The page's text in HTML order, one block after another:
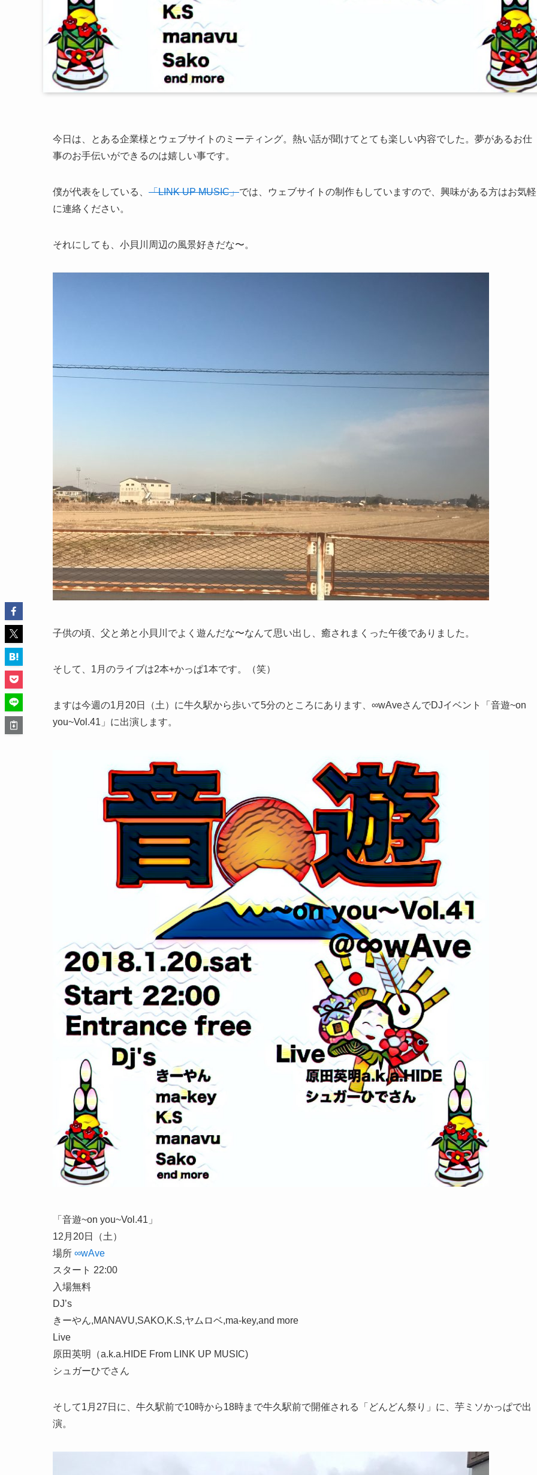
今日は、とある企業様とウェブサイトのミーティング。熱い話が聞けてとても楽しい内容でした。夢があるお仕
事のお手伝いができるのは嬉しい事です。
僕が代表をしている、 「LINK UP MUSIC」では、ウェブサイトの制作もしていますので、興味がある方はお気軽
に連絡ください。
それにしても、小貝川周辺の風景好きだな〜。
子供の頃、父と弟と小貝川でよく遊んだな〜なんて思い出し、癒されまくった午後でありました。
そして、1月のライブは2本+かっぱ1本です。（笑）
ますは今週の1月20日（土）に牛久駅から歩いて5分のところにあります、∞wAveさんでDJイベント「音遊~on
you~Vol.41」に出演します。
「音遊~on you~Vol.41」
12月20日（土）
場所 ∞wAve
スタート 22:00
入場無料
DJ’s
きーやん,MANAVU,SAKO,K.S,ヤムロベ,ma-key,and more
Live
原田英明（a.k.a.HIDE From LINK UP MUSIC)
シュガーひでさん
そして1月27日に、牛久駅前で10時から18時まで牛久駅前で開催される「どんどん祭り」に、芋ミソかっぱで出
演。